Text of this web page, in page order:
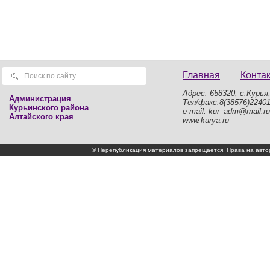
Администрация
Курьинского района
Алтайского края
Главная
Адрес: 658320,
Тел/факс:8(38576)22401
e-mail: kur_adm@mail.ru
www.kurya.ru
© Перепубликация материалов запрещается. Права